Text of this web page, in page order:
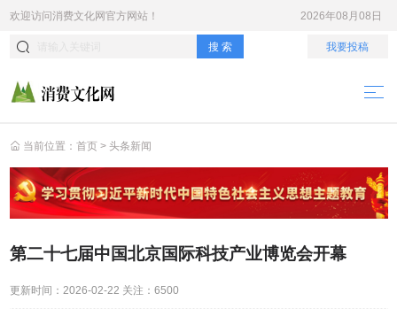
欢迎访问消费文化网官方网站！ 2026年08月08日
搜 索 我要投稿
当前位置： 首页 > 头条新闻
第二十七届中国北京国际科技产业博览会开幕
更新时间： 2026-02-22 关注： 6500